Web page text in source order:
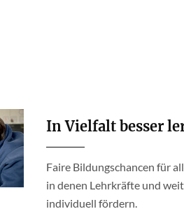
In Vielfalt besser
Faire Bildungschancen für
in denen Lehrkräfte und
individuell fördern.